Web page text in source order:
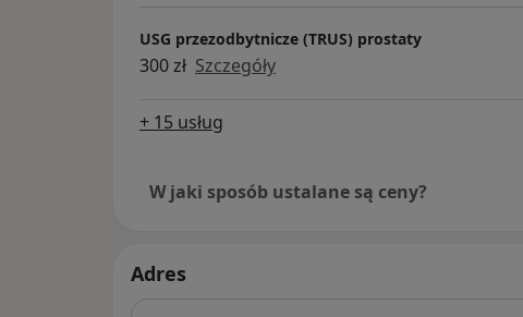
USG przezodbytnicze (TRUS) prostaty
300 zł Szczegóły
+ 15 usług
W jaki sposób ustalane są ceny?
Adres